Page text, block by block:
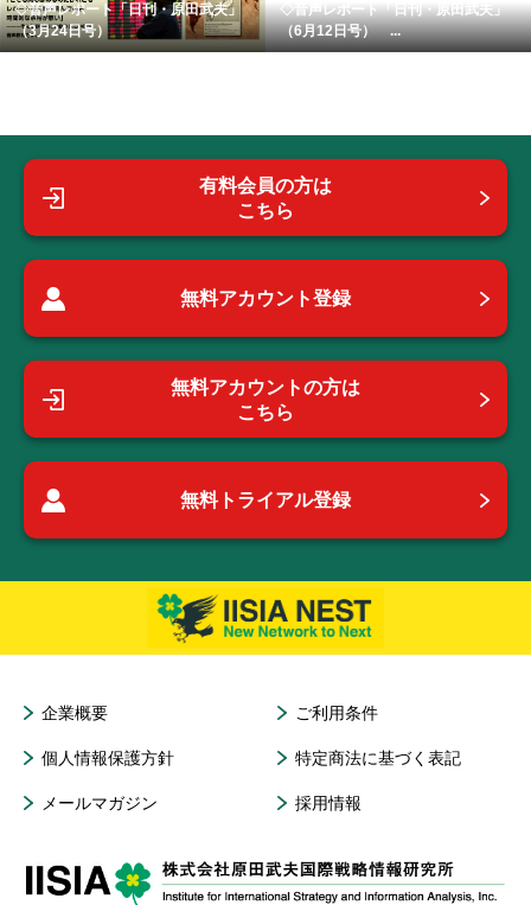
◇音声レポート「日刊・原田武夫」
（3月24日号）
◇音声レポート「日刊・原田武夫」
（6月12日号） ...
有料会員の方は
こちら
無料アカウント登録
無料アカウントの方は
こちら
無料トライアル登録
企業概要 ご利用条件
個人情報保護方針 特定商法に基づく表記
メールマガジン 採用情報